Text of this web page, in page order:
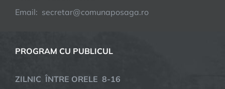
Email: secretar@comunaposaga.ro
PROGRAM CU PUBLICUL
ZILNIC ÎNTRE ORELE 8-16